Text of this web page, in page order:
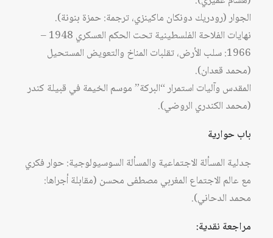
الجوار (رودريك دونكان ماكينزي، ترجمة: حمزة بنونة).
نهايات الفلاحة الفلسطينية تحت الحكم العسكري 1948 –
1966: سلب الأرض، تقلبات المناخ والتعويض المستحيل
(محمد قعدان).
المقدس وآليات استمرار “البركة” موسم الخيمة في قبيلة كندر
(محمد الكندري الروضي).
باب حوارية
جدلية المسألة الاجتماعية والمسألة السوسيولوجية: حوار فكري
مع عالم الاجتماع المغربي مصطفى محسن (مقابلة أجراها:
محمد الدحاني).
مراجعة نقدية: